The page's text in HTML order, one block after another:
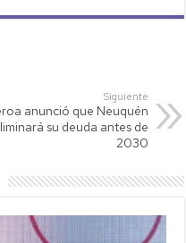
Siguiente
anunció que Neuquén
su deuda antes de
2030